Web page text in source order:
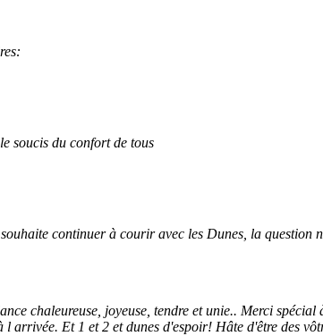
soucis du confort de tous
continuer à courir avec les Dunes, la
chaleureuse, joyeuse, tendre et unie.. Merci
arrivée. Et 1 et 2 et dunes d'espoir! Hâte d'être des